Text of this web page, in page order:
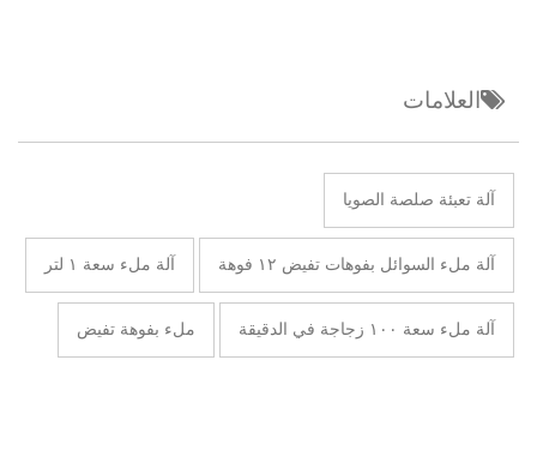
العلامات
آلة تعبئة صلصة الصويا
آلة ملء السوائل بفوهات تفيض ١٢ فوهة آلة ملء سعة ١ لتر
آلة ملء سعة ١٠٠ زجاجة في الدقيقة ملء بفوهة تفيض